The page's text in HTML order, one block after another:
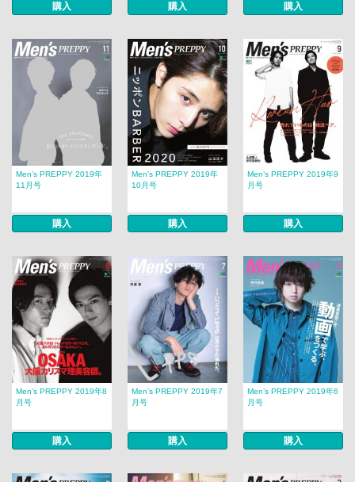
購入 購入 購入
Men’s PREPPY 2019年
11月号
購入
Men’s PREPPY 2019年
10月号
購入
Men’s PREPPY 2019年9
月号
購入
Men’s PREPPY 2019年8
月号
購入
Men’s PREPPY 2019年7
月号
購入
Men’s PREPPY 2019年6
月号
購入